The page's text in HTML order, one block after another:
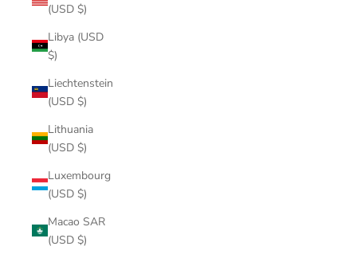
(USD $)
Libya (USD
$)
Liechtenstein
(USD $)
Lithuania
(USD $)
Luxembourg
(USD $)
Macao SAR
(USD $)